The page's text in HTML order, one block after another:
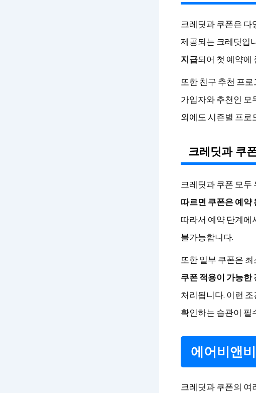
크레딧과 쿠폰은 다
제공되는 크레딧입
지급되어 첫 예약에
또한 친구 추천 프
가입자와 추천인 모
외에도 시즌별 프로
크레딧과 쿠
크레딧과 쿠폰 모두
따르면 쿠폰은 예약
따라서 예약 단계에
불가능합니다.
또한 일부 쿠폰은
쿠폰 적용이 가능한
처리됩니다. 이런
확인하는 습관이 필
에어비앤
크레딧과 쿠폰의 여